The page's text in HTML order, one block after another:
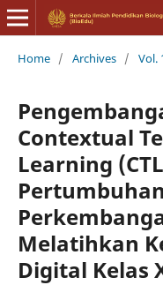
Home / Archives / Vol.
Contextual
Learning
Melatihkan
Digital Kelas